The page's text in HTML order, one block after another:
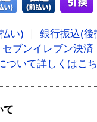
い)
銀行振込(後
セブンイレブン決済
ついて詳しくはこ
て